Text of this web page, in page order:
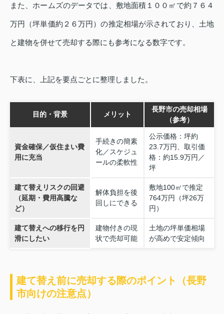
また、ホームズのデータでは、敷地面積１００㎡で約７６４
万円（坪単価約２６万円）の推定相場が示されており、土地
と建物を併せて売却する際にも参考になる数字です。
下表に、上記を要点ごとに整理しました。
目的・背景 メリット
長野市の売却相場
（参考）
資金確保／仮住まい費
用に充当
手続きの簡素
化／スケジュ
ールの柔軟性
公示価格：坪約
23.7万円、取引価
格：約15.9万円／
坪
建て替えリスクの回避
（延期・費用高騰な
ど）
解体負担を後
回しにできる
敷地100㎡で推定
764万円（坪26万
円）
建て替えへの移行を円
滑にしたい
建物付きの現
状で売却可能
土地の坪単価相場
が高めで安定傾向
建て替え前に売却する際のポイント（長野
市向けの注意点）